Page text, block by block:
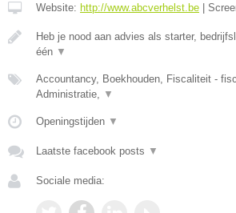
Website: http://www.abcverhelst.be
Heb je nood aan advies als starter,
één ▼
Accountancy, Boekhouden, Fiscaliteit -
Administratie,
▼
Openingstijden ▼
Laatste facebook posts ▼
Sociale media: